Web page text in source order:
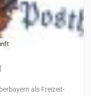
als Freizeit-